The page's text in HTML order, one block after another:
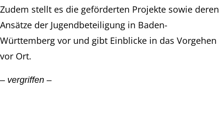
Zudem stellt es die geförderten Projekte sowie deren
Ansätze der Jugendbeteiligung in Baden-
Württemberg vor und gibt Einblicke in das Vorgehen
vor Ort.
– vergriffen –